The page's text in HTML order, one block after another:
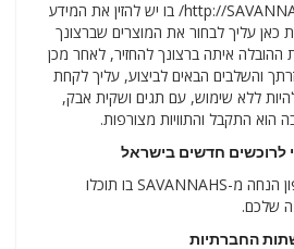
http://SAVANNAHS.returnscenter.com/ בו יש להזין את המידע
כאן עליך לבחור את המוצרים שברצונך
ההובלה איתה ברצונך להחזיר, לאחר מכן
והשלבים הבאים לביצוע, עליך לקחת
ללא שימוש, עם תגים ושקית אבק,
התקבל והתוויות מצורפות.
בהרשמה לאתר תקבלו קופון הנחה מ-SAVANNAHS בו תוכלו
שלכם.